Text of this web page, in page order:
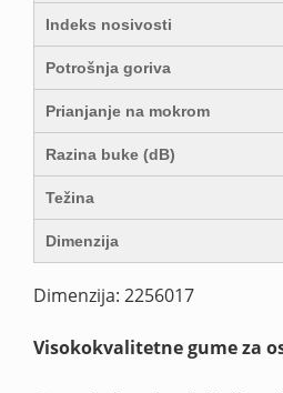
Indeks nosivosti
Potrošnja goriva
Prianjanje na mokrom
Razina buke (dB)
Težina
Dimenzija
Dimenzija: 2256017
Visokokvalitetne gume za